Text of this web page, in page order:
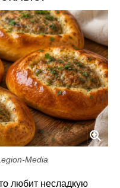
Media
любит несладкую